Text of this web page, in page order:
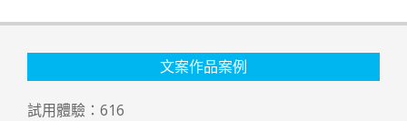
文案作品案例
試用體驗： 616